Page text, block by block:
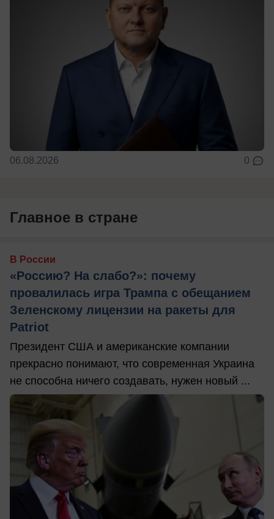
06.08.2026 0
Главное в стране
В России
«Россию? На слабо?»: почему
провалилась игра Трампа с обещанием
Зеленскому лицензии на ракеты для
Patriot
Президент США и американские компании
прекрасно понимают, что современная Украина
не способна ничего создавать, нужен новый ...